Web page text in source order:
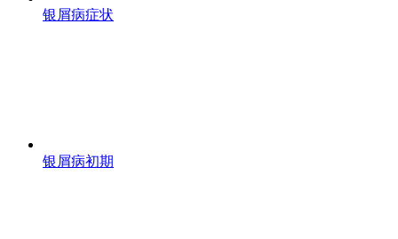
银屑病症状
银屑病初期